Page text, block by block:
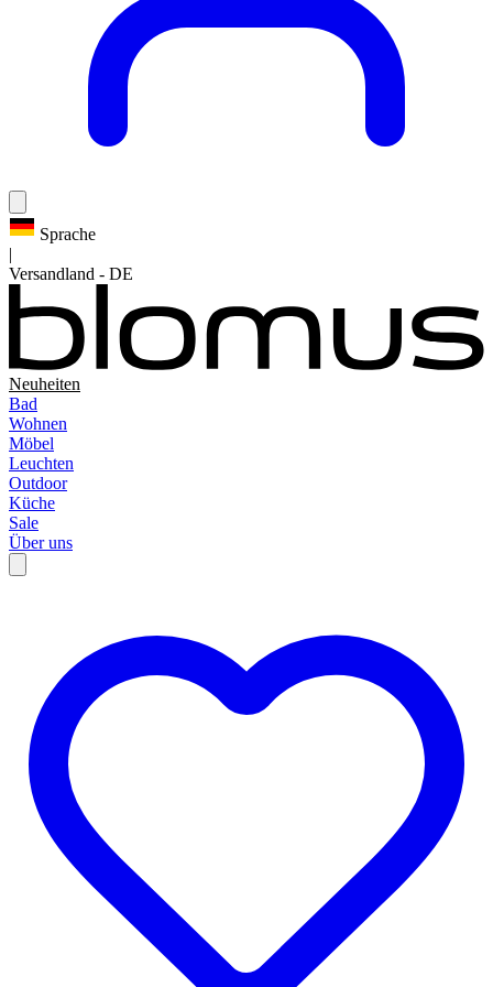
Sprache
|
Versandland - DE
Neuheiten
Bad
Wohnen
Möbel
Leuchten
Outdoor
Küche
Sale
Über uns